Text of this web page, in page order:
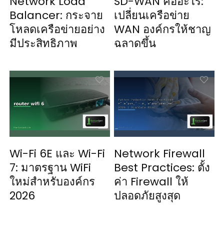
Balancer: กระจาย
โหลดเครือข่ายอย่าง
มีประสิทธิภาพ
เปลี่ยนเครือข่าย
WAN องค์กรให้ชาญ
ฉลาดขึ้น
Wi-Fi 6E และ Wi-Fi
7: มาตรฐาน WiFi
ใหม่สำหรับองค์กร
2026
Network Firewall
Best Practices: ตั้ง
ค่า Firewall ให้
ปลอดภัยสูงสุด